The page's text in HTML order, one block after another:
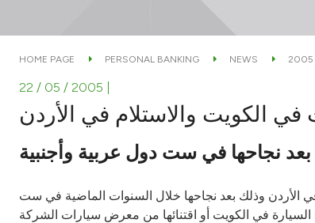
HOME PAGE PERSONAL BANKING NEWS 2005
22 / 05 / 2005
في الكويت والاستلام في الأردن
بعد نجاحها في ست دول عربية وأجنبية
في الأردن وذلك بعد نجاحها خلال السنوات الماضية في ست
السيارة في الكويت أو اقتنائها من معرض سيارات الشركة